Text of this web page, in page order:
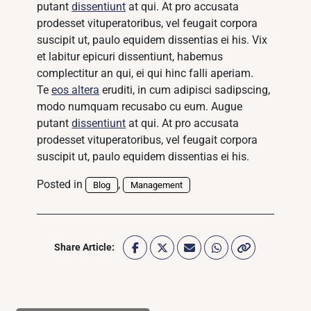
putantdissentiunt at qui. At pro accusata
prodesset vituperatoribus, vel feugait corpora
suscipit ut, paulo equidem dissentias ei his. Vix
et labitur epicuri dissentiunt, habemus
complectitur an qui, ei qui hinc falli aperiam.
Teeos altera eruditi, in cum adipisci sadipscing,
modo numquam recusabo cu eum. Augue
putantdissentiunt at qui. At pro accusata
prodesset vituperatoribus, vel feugait corpora
suscipit ut, paulo equidem dissentias ei his.
Posted in Blog , Management
Share Article: